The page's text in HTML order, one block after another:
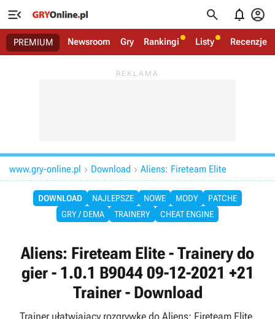
   
PREMIUM Newsroom Gry Rankingi Listy Recenzje
www.gry-online.pl  Download  Aliens: Fireteam Elite
DOWNLOAD NAJLEPSZE NOWE MODY
PATCHE
GRY / DEMA
TRAINERY CHEAT ENGINE
Aliens: Fireteam Elite - Trainery do
gier - 1.0.1 B9044 09-12-2021 +21
Trainer - Download
Trainer ułatwiający rozgrywkę do Aliens: Fireteam Elite.